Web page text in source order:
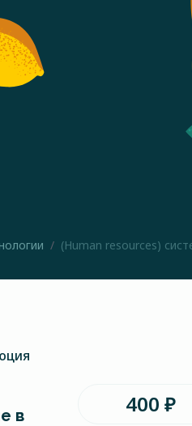
(Human resources)
в
400 ₽